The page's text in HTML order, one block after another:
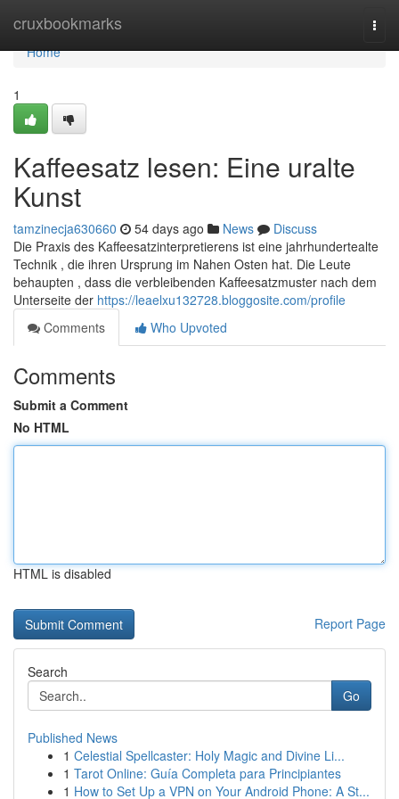
cruxbookmarks
Home
Home
1
Kaffeesatz lesen: Eine uralte
Kunst
tamzinecja630660 54 days ago News
Discuss
Die Praxis des Kaffeesatzinterpretierens ist eine jahrhundertealte
Technik , die ihren Ursprung im Nahen Osten hat. Die Leute
behaupten , dass die verbleibenden Kaffeesatzmuster nach dem
Unterseite der https://leaelxu132728.bloggosite.com/profile
Comments
Who Upvoted
Comments
Submit a Comment
No HTML
HTML is disabled
Report Page
Search
Go
Published News
1 Celestial Spellcaster: Holy Magic and Divine Li...
1 Tarot Online: Guía Completa para Principiantes
1 How to Set Up a VPN on Your Android Phone: A St...